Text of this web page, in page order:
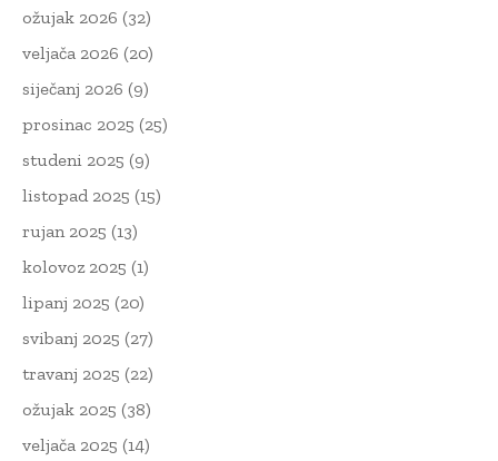
ožujak 2026 (32)
veljača 2026 (20)
siječanj 2026 (9)
prosinac 2025 (25)
studeni 2025 (9)
listopad 2025 (15)
rujan 2025 (13)
kolovoz 2025 (1)
lipanj 2025 (20)
svibanj 2025 (27)
travanj 2025 (22)
ožujak 2025 (38)
veljača 2025 (14)